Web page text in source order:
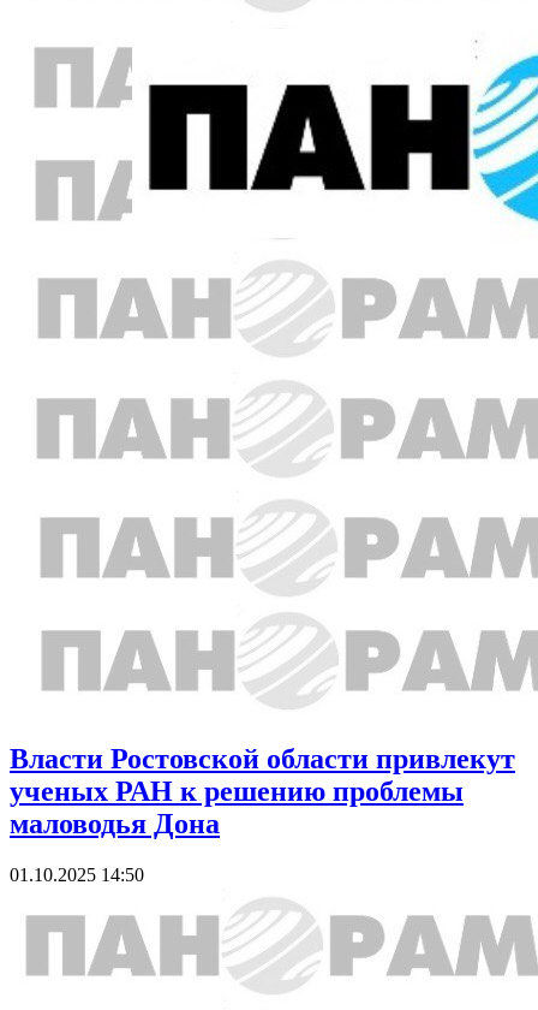
Власти Ростовской области привлекут
ученых РАН к решению проблемы
маловодья Дона
01.10.2025 14:50